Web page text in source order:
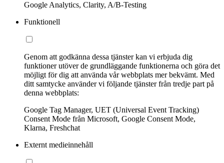
Google Analytics, Clarity, A/B-Testing
Funktionell
Genom att godkänna dessa tjänster kan vi erbjuda dig
funktioner utöver de grundläggande funktionerna och göra det
möjligt för dig att använda vår webbplats mer bekvämt. Med
ditt samtycke använder vi följande tjänster från tredje part på
denna webbplats:
Google Tag Manager, UET (Universal Event Tracking)
Consent Mode från Microsoft, Google Consent Mode,
Klarna, Freshchat
Externt medieinnehåll